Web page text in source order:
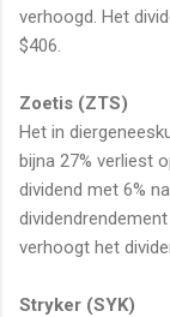
verhoogd. Het
$406.
Zoetis (ZTS)
Het in
bijna 27% verliest
dividend met 6%
verhoogt het
Stryker (SYK)